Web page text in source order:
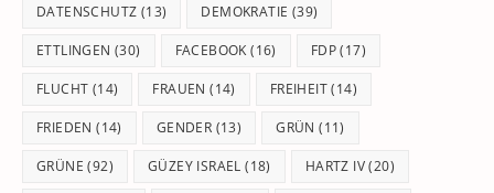
DATENSCHUTZ (13) DEMOKRATIE (39)
ETTLINGEN (30) FACEBOOK (16) FDP(17)
FLUCHT (14) FRAUEN (14) FREIHEIT(14)
FRIEDEN (14) GENDER (13) GRÜN (11)
GRÜNE (92) GÜZEY ISRAEL (18) HARTZ IV(20)